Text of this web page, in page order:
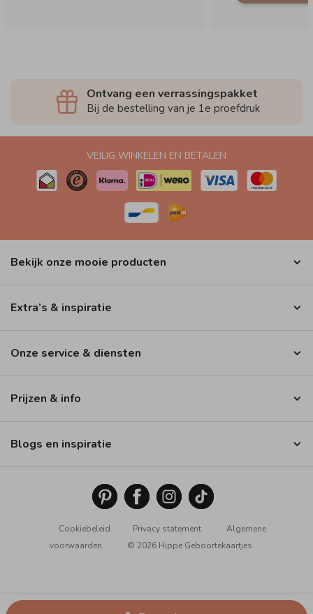
Ontvang een verrassingspakket
Bij de bestelling van je 1e proefdruk
VEILIG WINKELEN EN BETALEN
Bekijk onze mooie producten
Extra’s & inspiratie
Onze service & diensten
Prijzen & info
Blogs en inspiratie
Cookiebeleid Privacy statement
Algemene
voorwaarden
© 2026 Hippe Geboortekaartjes